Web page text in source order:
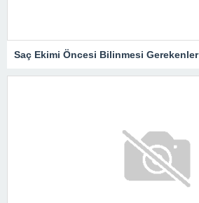
Saç Ekimi Öncesi Bilinmesi Gerekenler